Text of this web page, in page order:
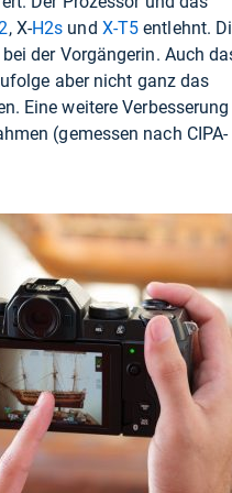
, X-H2s und X-T5 entlehnt.
der Vorgängerin. Auch
aber nicht ganz das
Eine weitere Verbesserung
(gemessen nach CIPA-